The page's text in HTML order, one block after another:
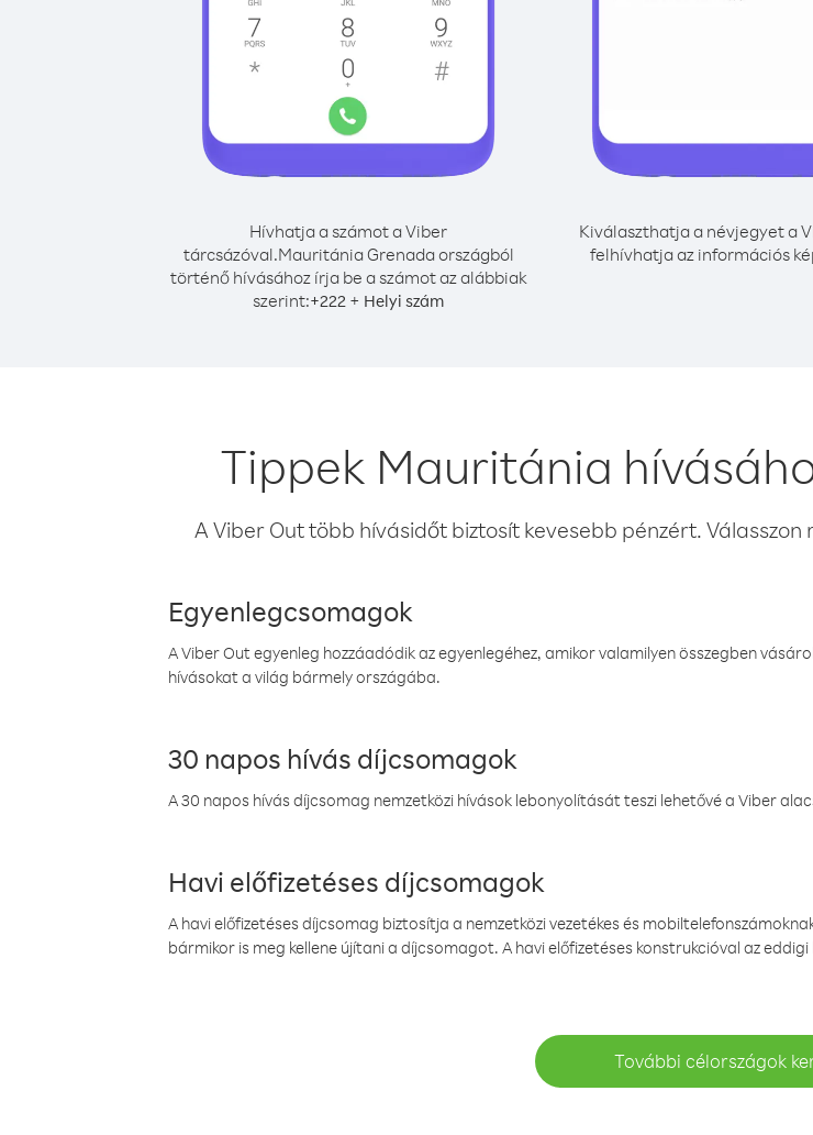
Hívhatja a számot a Viber
tárcsázóval.Mauritánia Grenada országból
történő hívásához írja be a számot az alábbiak
szerint:+222 + Helyi szám
Kiválaszthatja a névjegyet a
felhívhatja az információs
Tippek Mauritánia
A Viber Out több hívásidőt biztosít kevesebb pénzért.
Egyenlegcsomagok
A Viber Out egyenleg hozzáadódik az egyenlegéhez, amikor valamilyen összegben
hívásokat a világ bármely országába.
30 napos hívás díjcsomagok
A 30 napos hívás díjcsomag nemzetközi hívások lebonyolítását teszi lehetővé a Viber
Havi előfizetéses díjcsomagok
A havi előfizetéses díjcsomag biztosítja a nemzetközi vezetékes és
bármikor is meg kellene újítani a díjcsomagot. A havi előfizetéses konstrukcióval az
További célországok